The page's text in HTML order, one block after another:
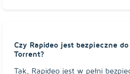
Czy Rapideo jest bezpieczne
Torrent?
Tak, Rapideo jest w pełni